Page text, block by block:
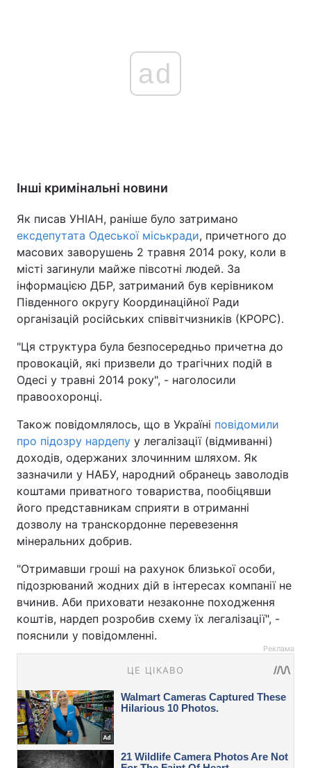
ad
Інші кримінальні новини
Як писав УНІАН, раніше було затримано
ексдепутата Одеської міськради, причетного до
масових заворушень 2 травня 2014 року, коли в
місті загинули майже півсотні людей. За
інформацією ДБР, затриманий був керівником
Південного округу Координаційної Ради
організацій російських співвітчизників (КРОРС).
"Ця структура була безпосередньо причетна до
провокацій, які призвели до трагічних подій в
Одесі у травні 2014 року", - наголосили
правоохоронці.
Також повідомлялось, що в Україні повідомили
про підозру нардепу у легалізації (відмиванні)
доходів, одержаних злочинним шляхом. Як
зазначили у НАБУ, народний обранець заволодів
коштами приватного товариства, пообіцявши
його представникам сприяти в отриманні
дозволу на транскордонне перевезення
мінеральних добрив.
"Отримавши гроші на рахунок близької особи,
підозрюваний жодних дій в інтересах компанії не
вчинив. Аби приховати незаконне походження
коштів, нардеп розробив схему їх легалізації", -
пояснили у повідомленні.
Реклама